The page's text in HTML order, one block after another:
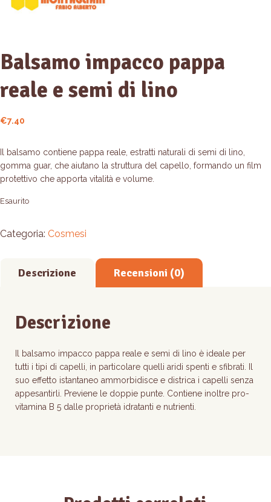
Balsamo impacco pappa
reale e semi di lino
€7.40
Il balsamo contiene pappa reale, estratti naturali di semi di lino,
gomma guar, che aiutano la struttura del capello, formando un film
protettivo che apporta vitalità e volume.
Esaurito
Categoria: Cosmesi
Descrizione Recensioni (0)
Descrizione
Il balsamo impacco pappa reale e semi di lino è ideale per
tutti i tipi di capelli, in particolare quelli aridi spenti e sfibrati. Il
suo effetto istantaneo ammorbidisce e districa i capelli senza
appesantirli. Previene le doppie punte. Contiene inoltre pro-
vitamina B 5 dalle proprietà idratanti e nutrienti.